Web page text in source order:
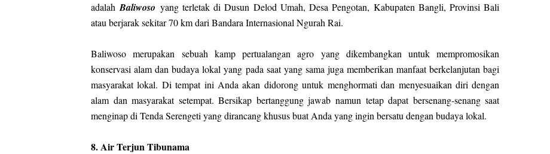
adalahBaliwoso yang terletak di Dusun Delod Umah, Desa Pengotan, Kabupaten Bangli, Provinsi Bali
atau berjarak sekitar 70 km dari Bandara Internasional Ngurah Rai.
Baliwoso merupakan sebuah kamp pertualangan agro yang dikembangkan untuk mempromosikan
konservasi alam dan budaya lokal yang pada saat yang sama juga memberikan manfaat berkelanjutan bagi
masyarakat lokal. Di tempat ini Anda akan didorong untuk menghormati dan menyesuaikan diri dengan
alam dan masyarakat setempat. Bersikap bertanggung jawab namun tetap dapat bersenang-senang saat
menginap di Tenda Serengeti yang dirancang khusus buat Anda yang ingin bersatu dengan budaya lokal.
8. Air Terjun Tibunama